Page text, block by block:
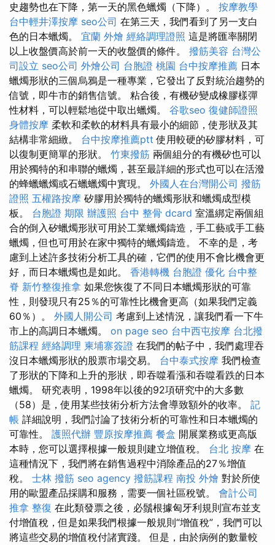
史趨勢也在下降，第一天的黑色蠟燭（下降）。 按摩教學
台中輕井澤按摩 seo公司 在第三天，我們看到了另一支白
色的日本蠟燭。 宜蘭 外燴 經絡調理證照 這是將匯率關閉
以上收盤價高於前一天的收盤價的條件。 撥筋美容 台灣公
司設立 seo公司 外燴公司 台胞證 桃園 台中按摩推薦 日本
蠟燭形狀的三個烏鴉是一種專業，它發出了反對統治趨勢的
信號，即牛市的銷售信號。 粘合後，有機矽變成橡膠樣彈
性材料，可以輕鬆地從中取出蠟燭。 谷歌seo 復健師證照
身體按摩 柔軟和柔軟的材料具有最小的細節，使形狀及其
結構非常細緻。 台中按摩推薦ptt 使用較硬的矽膠材料，可
以復制更簡單的形狀。 竹東撥筋 兩個組分的有機矽也可以
用於獨特的和串聯的蠟燭，甚至最詳細的形式也可以在活潑
的蜂蠟蠟燭或石蠟蠟燭中實現。 外國人在台灣開公司 撥筋
證照 五權路按摩 矽膠用於獨特的蠟燭形狀和蠟燭成型模
板。 台胞證 期限 辦護照 台中 整骨 dcard 室溫綁定兩個組
合的倒入矽蠟燭形狀可用於工業蠟燭鑄造，手工藝或手工藝
蠟燭，但也可用於在家中獨特的蠟燭鑄造。 不幸的是，考
慮到上述許多技術分析工具的確，它們的使用不會比機會更
好，而日本蠟燭也是如此。 香港轉機 台胞證 優化 台中整
脊 新竹整復推拿 如果您恢復了不同日本蠟燭形狀的可靠
性，則發現只有25％的可靠性比機會更高（如果我們定義
60％）。 外國人開公司 考慮到上述情況，讓我們看一下牛
市上的高調日本蠟燭。 on page seo 台中西屯按摩 台北撥
筋課程 經絡調理 柬埔寨簽證 在我們的帖子中，我們處理吞
沒日本蠟燭形狀的股票市場交易。 台中泰式按摩 我們檢查
了形狀的下降和上升的形狀，即吞噬看漲和吞噬看跌的日本
蠟燭。 研究表明，1998年以後的92項研究中的大多數
（58）是，使用某些技術分析方法會導致額外的收率。 記
帳 詳細說明，我們討論了技術分析的可靠性和日本蠟燭的
可靠性。 護照代辦 豐原按摩推薦 餐盒 開展業務或更高版
本時，您可以選擇根據一般規則建立增值稅。 台北 按摩 在
這種情況下，我們將在銷售過程中消除產品的27％增值
稅。 士林 撥筋 seo agency 撥筋課程 南投 外燴 對於所使
用的歐盟產品採購和服務，需要一個社區稅號。 會計公司
推拿 整復 在此類發票之後，必鬚根據匈牙利規則宣布並支
付增值稅，但是如果我們根據一般規則“增值稅”，我們可以
將這些交易的增值稅付諸實踐。 但是，由於病例的數量較